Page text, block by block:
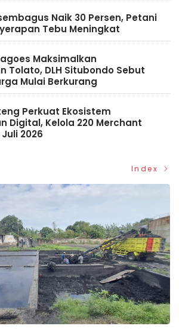
Naik 30 Persen, Petani
Tebu Meningkat
Maksimalkan
Tolato, DLH Situbondo Sebut
Mulai Berkurang
Perkuat Ekosistem
Digital, Kelola 220 Merchant
2026
Index